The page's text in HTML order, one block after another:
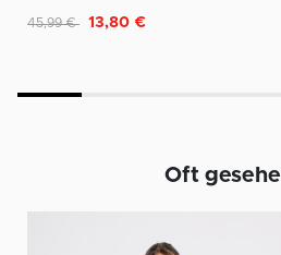
Reduziert von
45,99 € auf
13,80 €
Oft